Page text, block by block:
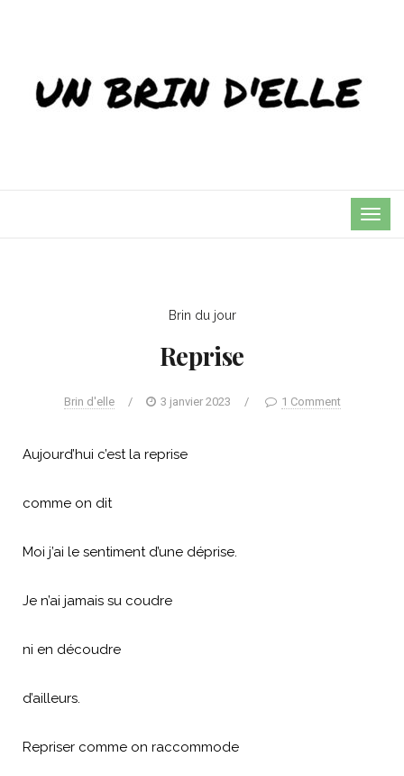
Brin du jour
Reprise
Brin d'elle / 3 janvier 2023 / 1 Comment
Aujourd’hui c’est la reprise
comme on dit
Moi j’ai le sentiment d’une déprise.
Je n’ai jamais su coudre
ni en découdre
d’ailleurs.
Repriser comme on raccommode